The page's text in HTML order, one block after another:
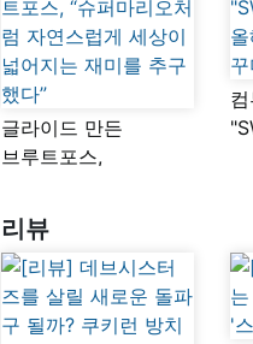
글라이드 만든
브루트포스,
자연스럽게 세상이
넓어지는 재미를
추구했다”
리뷰